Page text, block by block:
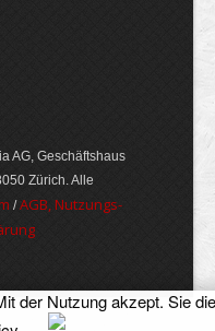
AG, Geschäftshaus
Zürich. Alle
/AGB, Nut­zungs­
der Nutzung akzept. Sie die